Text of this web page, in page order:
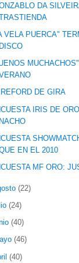
DA
VELA PUERCA"
DISCO
DE GIRA
IRIS DE
NACHO
EN EL 2010
MF ORO:
(22)
(24)
(40)
(46)
(40)